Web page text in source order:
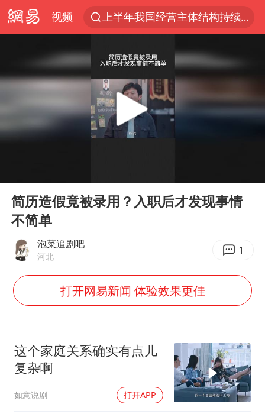
视频
上半年我国经营主体结构持续优化
白海豚预计将在浙江苍南到三门一带登陆
今日15时起福州地铁高架区段停运
2025年小学教师减少13.19万
《龙餐馆》 冲奖
笔试第一被劝弃考涉事副校长被撤职
白海豚5次眼壁置换
构建更高水平的全民健身公共服务体系
Play
简历造假竟被录用？入职后才发现事情
不简单
泡菜追剧吧
河北 1
打开网易新闻 体验效果更佳
这个家庭关系确实有点儿
复杂啊
如意说剧 打开APP